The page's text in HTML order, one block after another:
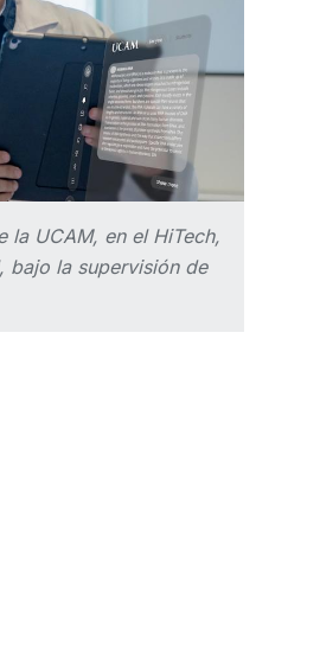
la UCAM, en el HiTech,
bajo la supervisión de